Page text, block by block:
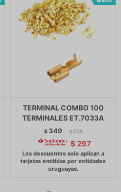
TERMINAL COMBO 100
TERMINALES ET.7033A
$ 349 $ 358
$ 297